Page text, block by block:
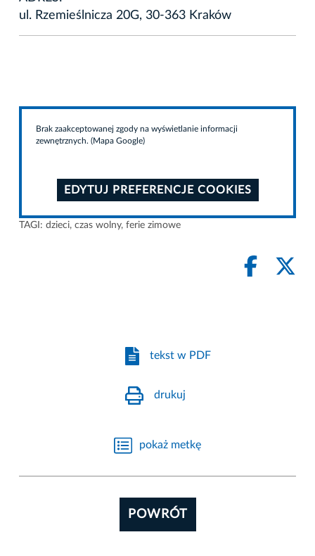
ul. Rzemieślnicza 20G, 30-363 Kraków
Brak zaakceptowanej zgody na wyświetlanie informacji
zewnętrznych. (Mapa Google)
EDYTUJ PREFERENCJE COOKIES
TAGI: dzieci, czas wolny, ferie zimowe
tekst w PDF
drukuj
pokaż metkę
POWRÓT